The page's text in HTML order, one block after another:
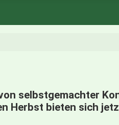
selbstgemachter
Herbst bieten sich